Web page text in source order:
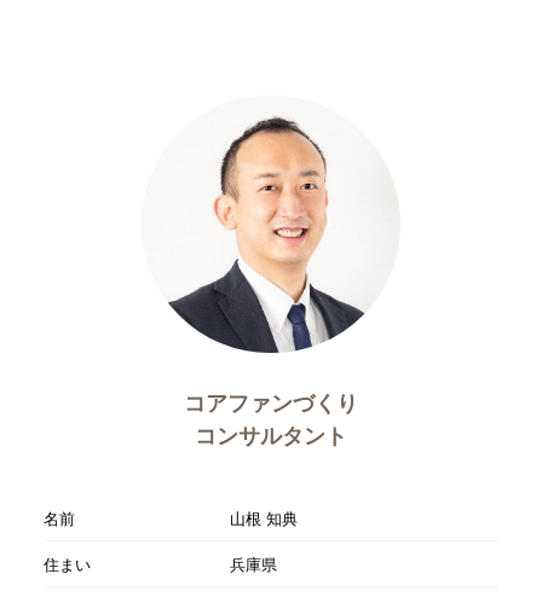
コアファンづくり
コンサルタント
名前
山根 知典
住まい
兵庫県